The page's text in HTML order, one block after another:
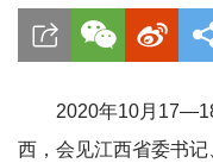
2020年10月
西，会见江西省委书